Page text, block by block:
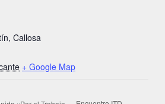
Callosa
+ Google Map